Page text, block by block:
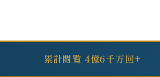
累計閲覧 4億6千万回+